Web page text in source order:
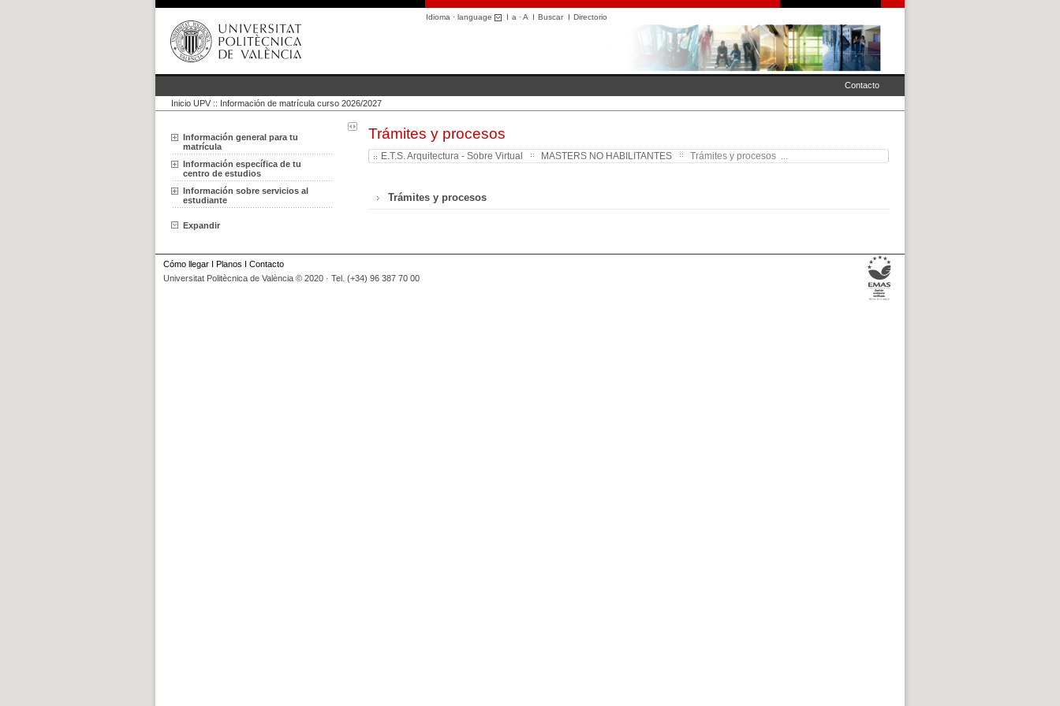
Idioma · language I a ·A I BuscarI Directorio
Contacto
Inicio UPV :: Información de matrícula curso 2026/2027
Información general para tu
matrícula
Información específica de tu
centro de estudios
Información sobre servicios al
estudiante
Expandir
Trámites y procesos
E.T.S. Arquitectura - Sobre Virtual MASTERS NO HABILITANTES Trámites y procesos ...
Trámites y procesos
Cómo llegar I Planos I Contacto
Universitat Politècnica de València © 2020 · Tel. (+34) 96 387 70 00